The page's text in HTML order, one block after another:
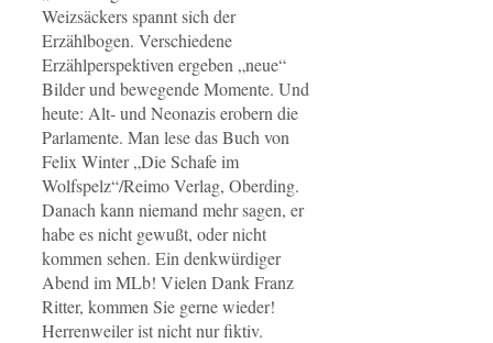
Weizsäckers spannt sich der
Erzählbogen. Verschiedene
Erzählperspektiven ergeben „neue“
Bilder und bewegende Momente. Und
heute: Alt- und Neonazis erobern die
Parlamente. Man lese das Buch von
Felix Winter „Die Schafe im
Wolfspelz“/Reimo Verlag, Oberding.
Danach kann niemand mehr sagen, er
habe es nicht gewußt, oder nicht
kommen sehen. Ein denkwürdiger
Abend im MLb! Vielen Dank Franz
Ritter, kommen Sie gerne wieder!
Herrenweiler ist nicht nur fiktiv.